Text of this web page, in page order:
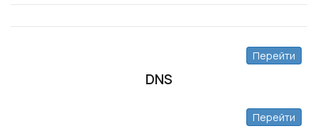
Перейти
DNS
Перейти